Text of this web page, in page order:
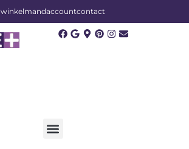
winkelmandaccountcontact